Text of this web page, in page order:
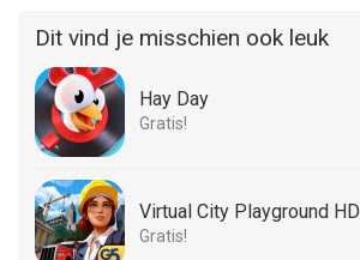
Dit vind je misschien ook leuk
Hay Day
Gratis!
Virtual City Playground HD
Gratis!